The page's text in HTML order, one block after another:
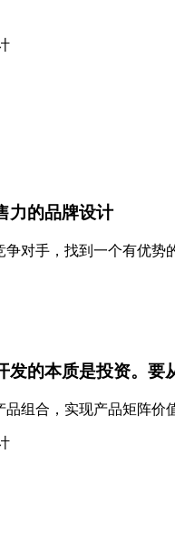
力的品牌设计
对手，找到一个有优势
的本质是投资。 要
组合，实现产品矩阵价